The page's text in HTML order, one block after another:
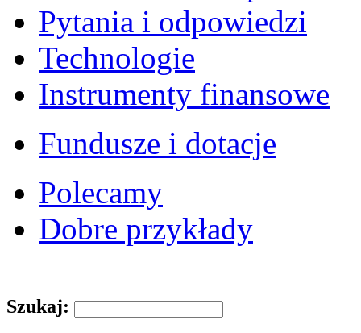
Pytania i odpowiedzi
Technologie
Instrumenty finansowe
Fundusze i dotacje
Polecamy
Dobre przykłady
Szukaj: